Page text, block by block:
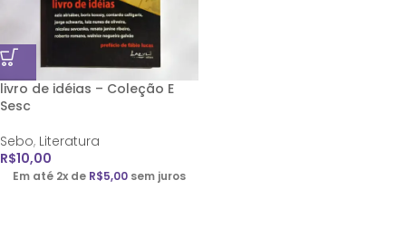
livro de idéias – Coleção E
Sesc
Sebo, Literatura
R$10,00
Em até 2x de R$5,00 sem juros